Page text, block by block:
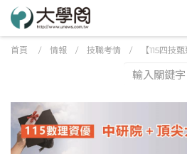
首頁 / 情報 / 技職考情 / 【115四技